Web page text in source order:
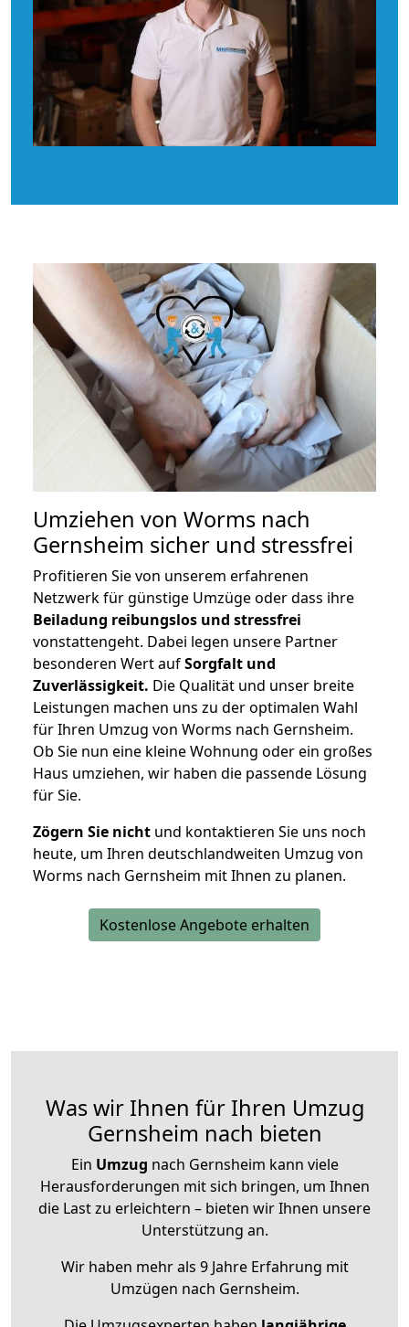
Umziehen von Worms nach
Gernsheim sicher und stressfrei
Profitieren Sie von unserem erfahrenen
Netzwerk für günstige Umzüge oder dass ihre
Beiladung reibungslos und stressfrei
vonstattengeht. Dabei legen unsere Partner
besonderen Wert aufSorgfalt und
Zuverlässigkeit. Die Qualität und unser breite
Leistungen machen uns zu der optimalen Wahl
für Ihren Umzug von Worms nach Gernsheim.
Ob Sie nun eine kleine Wohnung oder ein großes
Haus umziehen, wir haben die passende Lösung
für Sie.
Zögern Sie nicht und kontaktieren Sie uns noch
heute, um Ihren deutschlandweiten Umzug von
Worms nach Gernsheim mit Ihnen zu planen.
Kostenlose Angebote erhalten
Was wir Ihnen für Ihren Umzug
Gernsheim nach bieten
Ein Umzug nach Gernsheim kann viele
Herausforderungen mit sich bringen, um Ihnen
die Last zu erleichtern – bieten wir Ihnen unsere
Unterstützung an.
Wir haben mehr als 9 Jahre Erfahrung mit
Umzügen nach Gernsheim.